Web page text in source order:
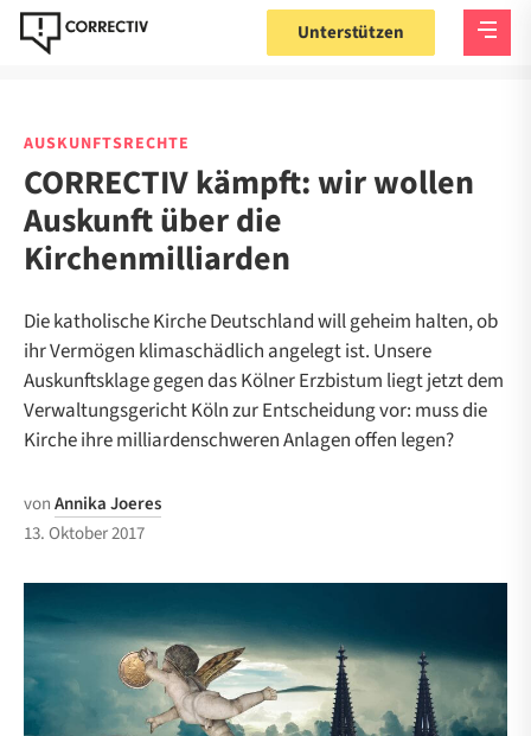
Unterstützen
AUSKUNFTSRECHTE
CORRECTIV kämpft: wir wollen
Auskunft über die
Kirchenmilliarden
Die katholische Kirche Deutschland will geheim halten, ob
ihr Vermögen klimaschädlich angelegt ist. Unsere
Auskunftsklage gegen das Kölner Erzbistum liegt jetzt dem
Verwaltungsgericht Köln zur Entscheidung vor: muss die
Kirche ihre milliardenschweren Anlagen offen legen?
vonAnnika Joeres
13. Oktober 2017